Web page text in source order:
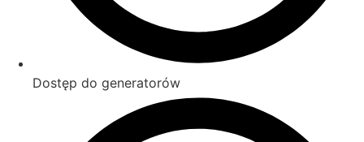
Dostęp do generatorów